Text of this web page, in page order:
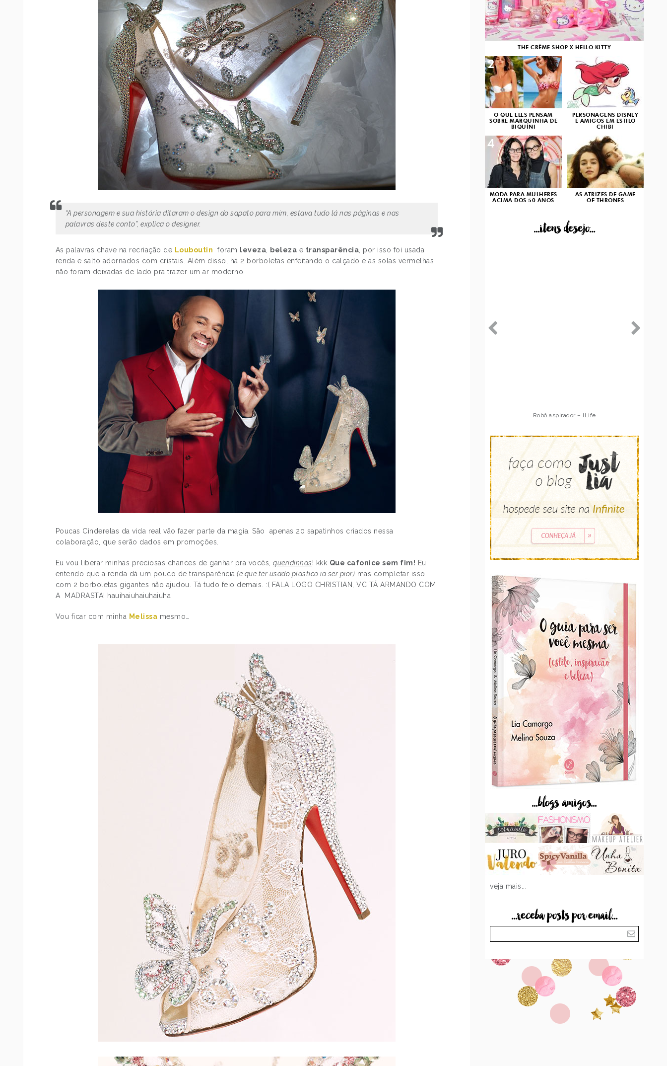
“A personagem e sua história ditaram o design do sapato para mim, estava tudo lá nas páginas e nas
palavras deste conto”, explica o designer.
As palavras chave na recriação de Louboutin foram leveza beleza e transparência , por isso foi usada
renda e salto adornados com cristais. Além disso, há 2 borboletas enfeitando o calçado e as solas vermelhas
não foram deixadas de lado pra trazer um ar moderno.
Poucas Cinderelas da vida real vão fazer parte da magia. São apenas 20 sapatinhos criados nessa
colaboração, que serão dados em promoções.
Eu vou liberar minhas preciosas chances de ganhar pra vocês,queridinhas! kkk Que cafonice sem fim! Eu
entendo que a renda dá um pouco de transparência (e que ter usado plástico ia ser pior) mas completar isso
com 2 borboletas gigantes não ajudou. Tá tudo feio demais. :( FALA LOGO CHRISTIAN, VC TÁ ARMANDO COM
A MADRASTA! hauihaiuhaiuhaiuha
Vou ficar com minha Melissa mesmo…
THE CRÈME SHOP X HELLO KITTY
O QUE ELES PENSAM
SOBRE MARQUINHA DE
BIQUÍNI
2
PERSONAGENS DISNEY
E AMIGOS EM ESTILO
CHIBI
3
MODA PARA MULHERES
ACIMA DOS 50 ANOS
4
AS ATRIZES DE GAME
OF THRONES
...itens desejo...
Robô aspirador – Multilaser
...blogs amigos...
veja mais...
...receba posts por email...